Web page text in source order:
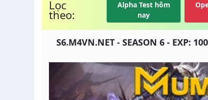
Lọc
theo:
Alpha Test hôm
nay
S6.M4VN.NET - SEASON 6 - EXP: